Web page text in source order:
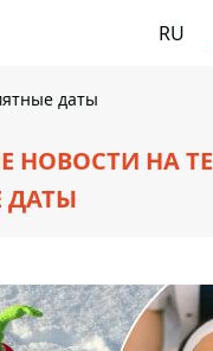
RU
даты
НОВОСТИ НА
ДАТЫ